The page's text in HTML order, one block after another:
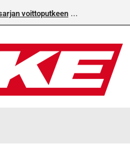
voittoputkeen